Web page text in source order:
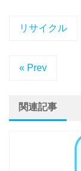
リサイクル
« Prev
関連記事